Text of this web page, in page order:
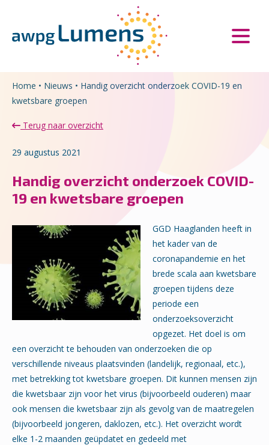
Home • Nieuws • Handig overzicht onderzoek COVID-19 en
kwetsbare groepen
Terug naar overzicht
29 augustus 2021
Handig overzicht onderzoek COVID-
19 en kwetsbare groepen
GGD Haaglanden heeft in
het kader van de
coronapandemie en het
brede scala aan kwetsbare
groepen tijdens deze
periode een
onderzoeksoverzicht
opgezet. Het doel is om
een overzicht te behouden van onderzoeken die op
verschillende niveaus plaatsvinden (landelijk, regionaal, etc.),
met betrekking tot kwetsbare groepen. Dit kunnen mensen zijn
die kwetsbaar zijn voor het virus (bijvoorbeeld ouderen) maar
ook mensen die kwetsbaar zijn als gevolg van de maatregelen
(bijvoorbeeld jongeren, daklozen, etc.). Het overzicht wordt
elke 1-2 maanden geüpdatet en gedeeld met